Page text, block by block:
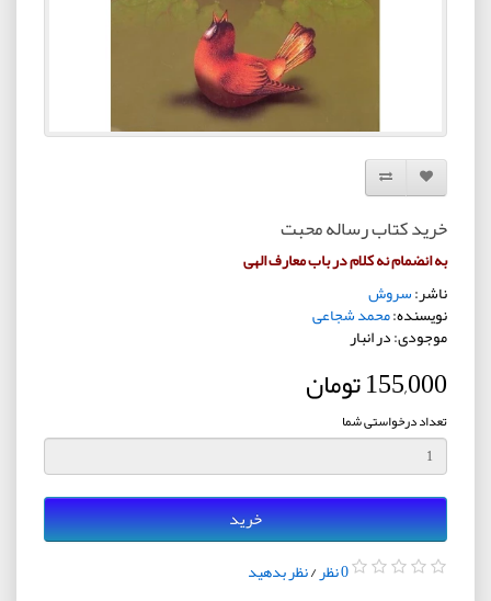
افزودن به لیست دلخواه
مقایسه این محصول
خرید کتاب رساله محبت
به انضمام نه کلام در باب معارف الهی
ناشر:سروش
نویسنده:محمد شجاعی
موجودی: در انبار
155,000 تومان
تعداد درخواستی شما
خرید
0 نظر /نظر بدهید